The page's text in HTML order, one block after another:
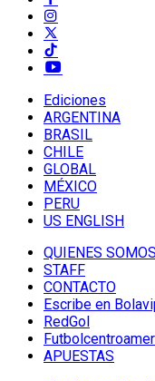
Ediciones
ARGENTINA
BRASIL
CHILE
GLOBAL
MÉXICO
PERU
US ENGLISH
QUIENES SOMOS
STAFF
CONTACTO
Escribe en
RedGol
APUESTAS